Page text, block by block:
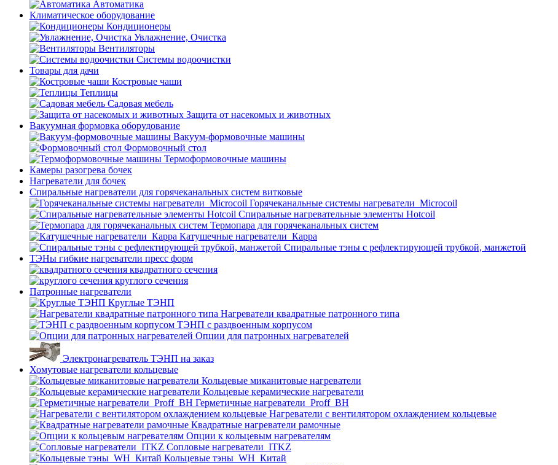
Автоматика
Климатическое оборудование
Кондиционеры
Увлажнение, Очистка
Вентиляторы
Системы водоочистки
Товары для дачи
Костровые чаши
Теплицы
Садовая мебель
Защита от насекомых и животных
Вакуумная формовка оборудование
Вакуум-формовочные машины
Формовочный стол
Термоформовочные машины
Камеры разогрева бочек
Нагреватели для бочек
Спиральные нагреватели для горячеканальных систем витковые
Горячеканальные системы нагреватели_Microcoil
Спиральные нагревательные элементы Hotcoil
Термопара для горячеканальных систем
Катушечные нагреватели_Карра
Спиральные тэны с рефлектирующей трубкой, манжетой
ТЭНы гибкие нагреватели пресс форм
квадратного сечения
круглого сечения
Патронные нагреватели
Круглые ТЭНП
Нагреватели квадратные патронного типа
ТЭНП с раздвоенным корпусом
Опции для патронных нагревателей
Электронагреватель ТЭНП на заказ
Хомутовые нагреватели кольцевые
Кольцевые миканитовые нагреватели
Кольцевые керамические нагреватели
Герметичные нагреватели_Proff_BH
Нагреватели с вентилятором охлаждением кольцевые
Квадратные нагреватели рамочные
Опции к кольцевым нагревателям
Cопловые нагреватели_ITKZ
Кольцевые тэны_WH_Китай